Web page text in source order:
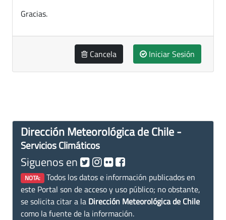
Gracias.
Cancela Iniciar Sesión
Dirección Meteorológica de Chile -
Servicios Climáticos
Siguenos en
NOTA: Todos los datos e información publicados en
este Portal son de acceso y uso público; no obstante,
se solicita citar a la Dirección Meteorológica de Chile
como la fuente de la información.